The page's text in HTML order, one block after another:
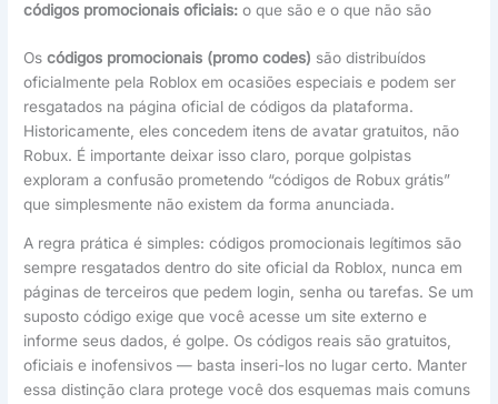
códigos promocionais oficiais: o que são e o que não são
Oscódigos promocionais (promo codes) são distribuídos
oficialmente pela Roblox em ocasiões especiais e podem ser
resgatados na página oficial de códigos da plataforma.
Historicamente, eles concedem itens de avatar gratuitos, não
Robux. É importante deixar isso claro, porque golpistas
exploram a confusão prometendo “códigos de Robux grátis”
que simplesmente não existem da forma anunciada.
A regra prática é simples: códigos promocionais legítimos são
sempre resgatados dentro do site oficial da Roblox, nunca em
páginas de terceiros que pedem login, senha ou tarefas. Se um
suposto código exige que você acesse um site externo e
informe seus dados, é golpe. Os códigos reais são gratuitos,
oficiais e inofensivos — basta inseri-los no lugar certo. Manter
essa distinção clara protege você dos esquemas mais comuns